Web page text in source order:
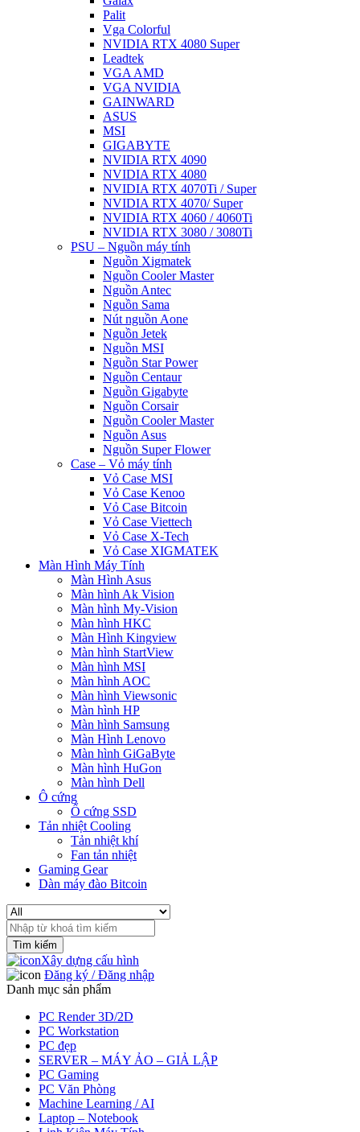
Palit
Vga Colorful
NVIDIA RTX 4080 Super
Leadtek
VGA AMD
VGA NVIDIA
GAINWARD
ASUS
MSI
GIGABYTE
NVIDIA RTX 4090
NVIDIA RTX 4080
NVIDIA RTX 4070Ti / Super
NVIDIA RTX 4070/ Super
NVIDIA RTX 4060 / 4060Ti
NVIDIA RTX 3080 / 3080Ti
PSU – Nguồn máy tính
Nguồn Xigmatek
Nguồn Cooler Master
Nguồn Antec
Nguồn Sama
Nút nguồn Aone
Nguồn Jetek
Nguồn MSI
Nguồn Star Power
Nguồn Centaur
Nguồn Gigabyte
Nguồn Corsair
Nguồn Cooler Master
Nguồn Asus
Nguồn Super Flower
Case – Vỏ máy tính
Vỏ Case MSI
Vỏ Case Kenoo
Vỏ Case Bitcoin
Vỏ Case Viettech
Vỏ Case X-Tech
Vỏ Case XIGMATEK
Màn Hình Máy Tính
Màn Hình Asus
Màn hình Ak Vision
Màn hình My-Vision
Màn hình HKC
Màn Hình Kingview
Màn hình StartView
Màn hình MSI
Màn hình AOC
Màn hình Viewsonic
Màn hình HP
Màn hình Samsung
Màn Hình Lenovo
Màn hình GiGaByte
Màn hình HuGon
Màn hình Dell
Ô cứng
Ổ cứng SSD
Tản nhiệt Cooling
Tản nhiệt khí
Fan tản nhiệt
Gaming Gear
Dàn máy đào Bitcoin
Search
for:
Xây dựng cấu hình
Đăng ký / Đăng nhập
Danh mục sản phẩm
PC Render 3D/2D
PC Workstation
PC đẹp
SERVER – MÁY ẢO – GIẢ LẬP
PC Gaming
PC Văn Phòng
Machine Learning / AI
Laptop – Notebook